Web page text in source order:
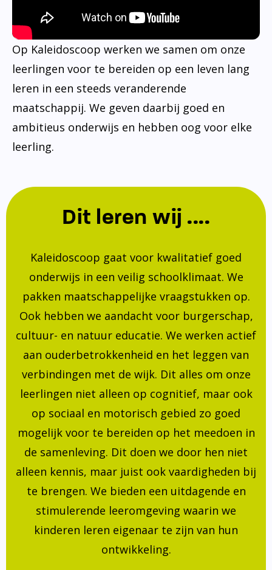
Op Kaleidoscoop werken we samen om onze
leerlingen voor te bereiden op een leven lang
leren in een steeds veranderende
maatschappij. We geven daarbij goed en
ambitieus onderwijs en hebben oog voor elke
leerling.
Dit leren wij ....
Kaleidoscoop gaat voor kwalitatief goed
onderwijs in een veilig schoolklimaat. We
pakken maatschappelijke vraagstukken op.
Ook hebben we aandacht voor burgerschap,
cultuur- en natuur educatie. We werken actief
aan ouderbetrokkenheid en het leggen van
verbindingen met de wijk. Dit alles om onze
leerlingen niet alleen op cognitief, maar ook
op sociaal en motorisch gebied zo goed
mogelijk voor te bereiden op het meedoen in
de samenleving. Dit doen we door hen niet
alleen kennis, maar juist ook vaardigheden bij
te brengen. We bieden een uitdagende en
stimulerende leeromgeving waarin we
kinderen leren eigenaar te zijn van hun
ontwikkeling.